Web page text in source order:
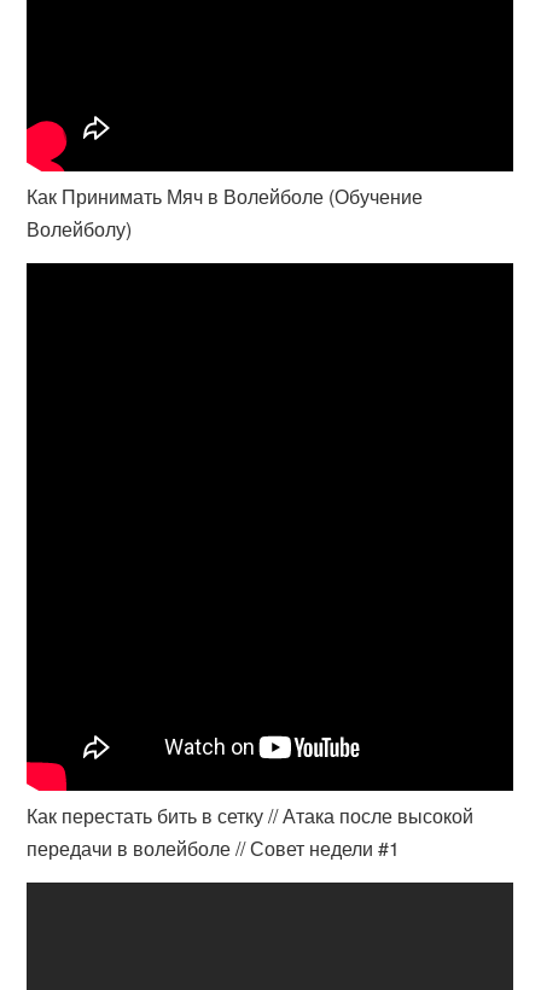
Как Принимать Мяч в Волейболе (Обучение
Волейболу)
Как перестать бить в сетку // Атака после высокой
передачи в волейболе // Совет недели #1